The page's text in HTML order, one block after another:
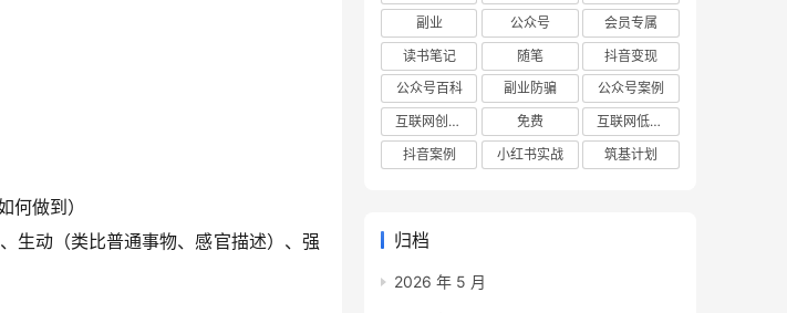
做到）
生动（类比普通事物、感官描述）、强
副业
公众号
会员专属
读书笔记
随笔
抖音变现
公众号百科
副业防骗
公众号案例
互联网创业项目
免费
互联网低成本创业项目
抖音案例
小红书实战 筑基计划
归档
2026 年 5 月